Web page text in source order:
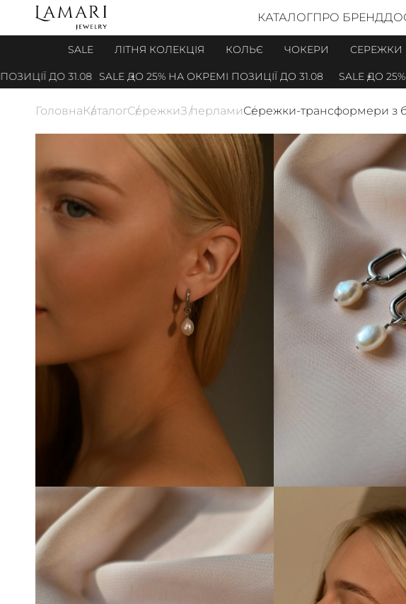
КАТАЛОГПРО БРЕНД
SALE ЛІТНЯ КОЛЕКЦІЯ КОЛЬЄ ЧОКЕРИ СЕРЕЖКИ
ДО 31.08 SALE ДО 25% НА ОКРЕМІ ПОЗИЦІЇ ДО 31.08 SALE ДО 25%
ГоловнаКаталогСережкиЗ перламиСережки-трансформери з